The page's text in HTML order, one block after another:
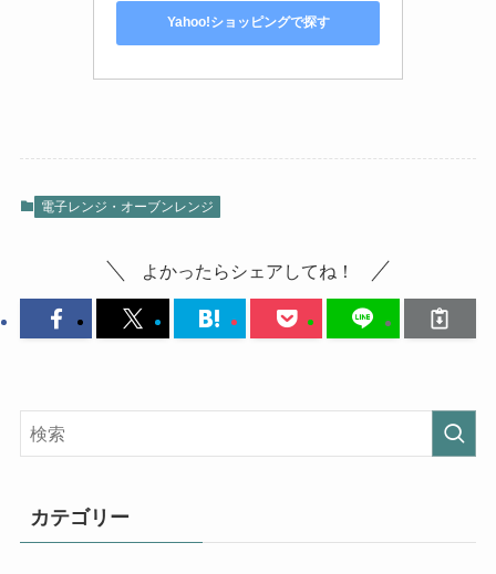
Yahoo!ショッピングで探す
電子レンジ・オーブンレンジ
よかったらシェアしてね！
カテゴリー